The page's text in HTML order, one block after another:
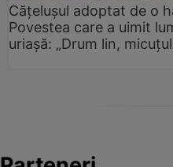
Cățelușul adoptat de o
Povestea care a uimit
uriașă: „Drum lin,